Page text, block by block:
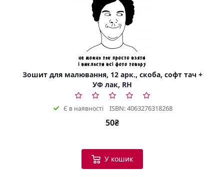
Зошит для малювання, 12 арк., скоба, софт тач +
УФ лак, RH
Є в наявності ISBN: 4063276318268
50₴
У кошик